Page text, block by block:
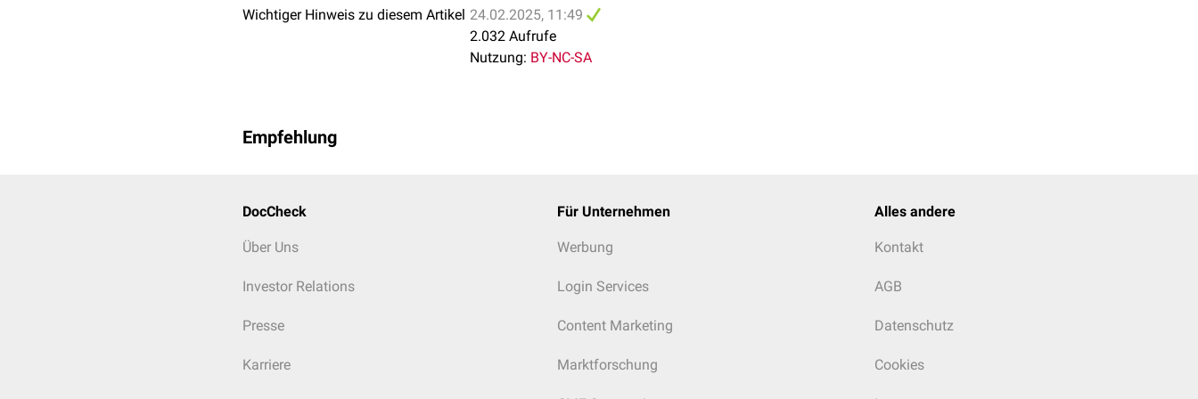
Wichtiger Hinweis zu diesem Artikel 24.02.2025, 11:49
2.032 Aufrufe
Nutzung: BY-NC-SA
Empfehlung
DocCheck
Über Uns
Investor Relations
Presse
Karriere
Für Unternehmen
Werbung
Login Services
Content Marketing
Marktforschung
Alles andere
Kontakt
AGB
Datenschutz
Cookies